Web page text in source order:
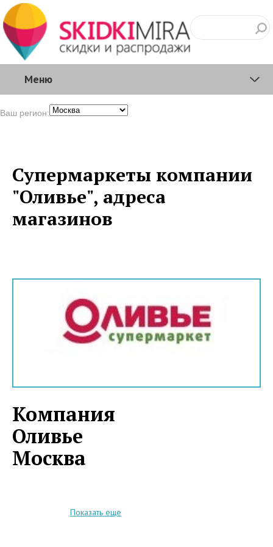
Меню
Ваш регион:
Супермаркеты компании
"Оливье", адреса
магазинов
Компания
Оливье
Москва
В прошедшие несколько лет
российский рынок оказался
Показать еще